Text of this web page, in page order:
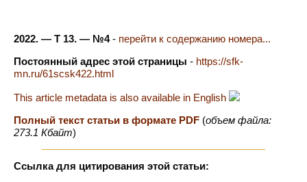
2022. — Т 13. — №4- перейти к содержанию номера...
Постоянный адрес этой страницы - https://sfk-
mn.ru/61scsk422.html
This article metadata is also available in English
Полный текст статьи в формате PDF (объем файла:
273.1 Кбайт)
Ссылка для цитирования этой статьи: